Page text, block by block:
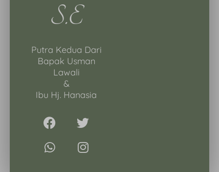
S.E
Putra Kedua Dari
Bapak Usman
Lawali
&
Ibu Hj. Hanasia